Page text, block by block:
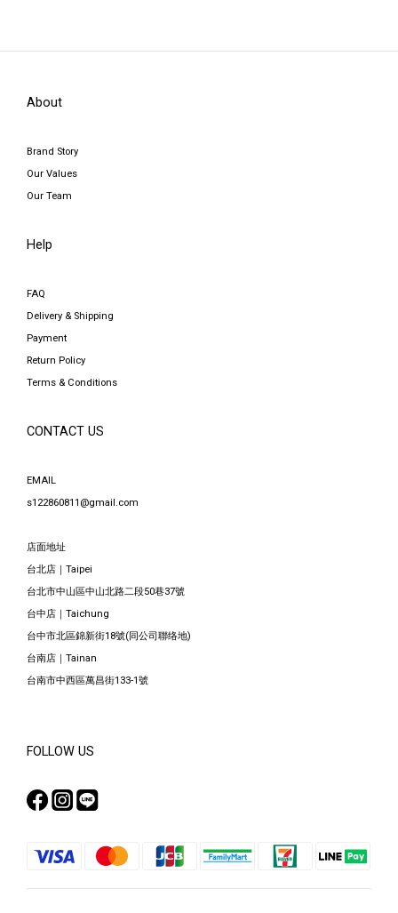
About
Brand Story
Our Values
Our Team
Help
FAQ
Delivery & Shipping
Payment
Return Policy
Terms & Conditions
CONTACT US
EMAIL
s122860811@gmail.com
店面地址
台北店｜Taipei
台北市中山區中山北路二段50巷37號
台中店｜Taichung
台中市北區錦新街18號(同公司聯络地)
台南店｜Tainan
台南市中西區萬昌街133-1號
FOLLOW US